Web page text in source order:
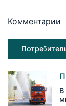
Комментарии
В